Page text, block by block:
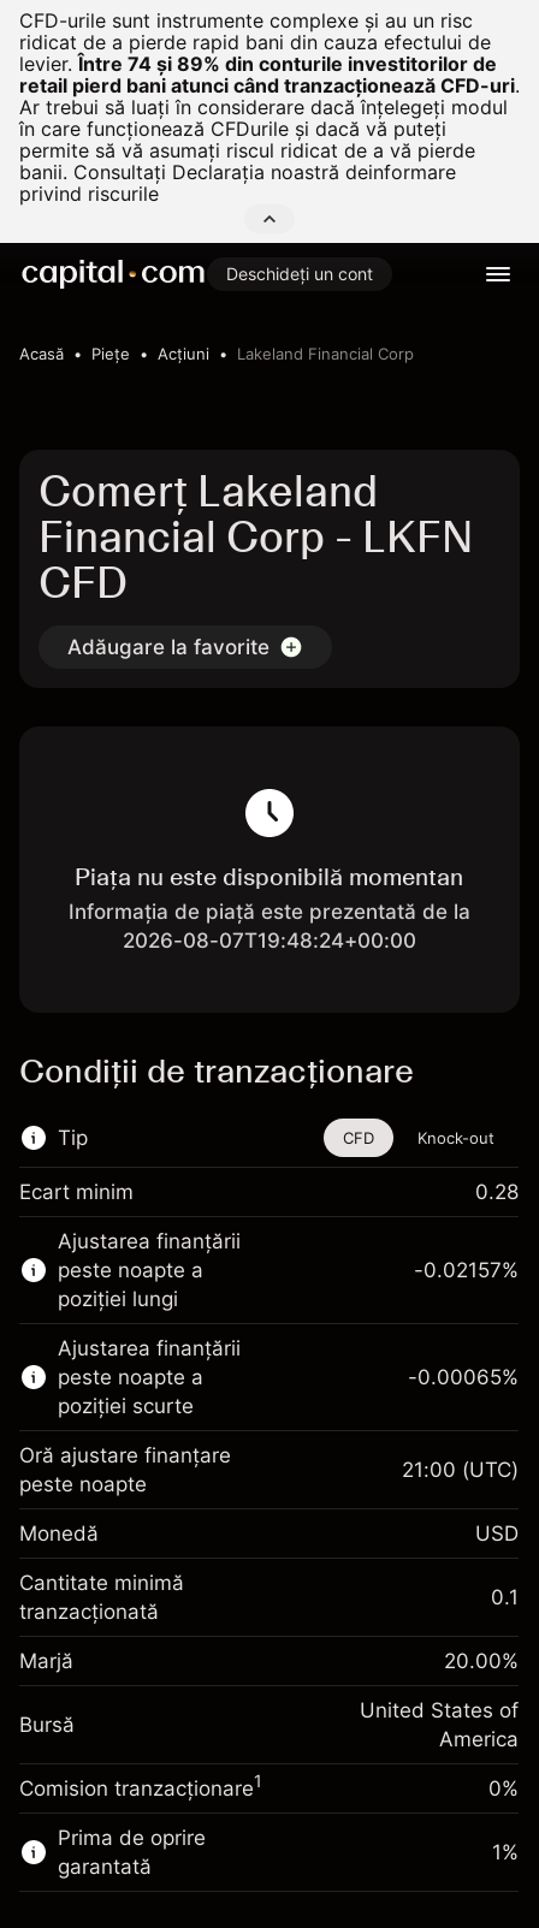
CFD-urile sunt instrumente complexe și au un risc
ridicat de a pierde rapid bani din cauza efectului de
levier. Între 74 și 89% din conturile investitorilor de
retail pierd bani atunci când tranzacționează CFD-uri.
Ar trebui să luați în considerare dacă înțelegeți modul
în care funcționează CFDurile și dacă vă puteți
permite să vă asumați riscul ridicat de a vă pierde
banii. Consultați Declarația noastră deinformare
privind riscurile
Deschideți un cont
Acasă Pieţe Acțiuni Lakeland Financial Corp
Comerț Lakeland
Financial Corp - LKFN
CFD
Adăugare la favorite
Piața nu este disponibilă momentan
Informația de piață este prezentată de la
2026-08-07T19:48:24+00:00
Condiții de tranzacționare
Tip
Acest instrument financiar este disponibil
pentru tranzacționare prin CFD-uri și Knock-
out-uri.
Aflați mai multe despre:
CFD-uri
Knock-out-uri
CFD Knock-out
Ecart minim 0.28
Ajustarea finanțării
peste noapte a
poziției lungi
Marja. Investiția Dvs.
$1,000.00
Ajustare finanțare peste
noapte
Taxat la valoarea totală a
poziției
-0.021568
Dimensiunea tranzacției cu efect de levier
~$5,000.00
Bani din efectul de levier ~ $
$4,000.00
Accesați platforma
-0.02157%
Ajustarea finanțării
peste noapte a
poziției scurte
Marja. Investiția Dvs.
noapte
-0.000654
%
(-$0.03)
Dimensiunea tranzacției cu efect de levier
~$5,000.00
Bani din efectul de levier ~ $
-0.00065%
Oră ajustare finanțare
peste noapte
21:00 (UTC)
Monedă USD
Cantitate minimă
tranzacționată
0.1
Marjă 20.00%
Bursă
United States of
America
Comision tranzacționare1 0%
Prima de oprire
garantată
1%